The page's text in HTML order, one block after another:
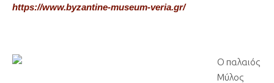
https://www.byzantine-museum-veria.gr/
Ο παλαιός
Μύλος